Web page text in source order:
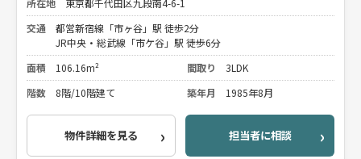
所在地
東京都千代田区九段南4-6-1
交通
都営新宿線「市ヶ谷」駅 徒歩2分
JR中央・総武線「市ケ谷」駅 徒歩6分
面積
106.16m² 間取り
3LDK
階数
8階/10階建て 築年月 1985年8月
物件詳細を見る 担当者に相談